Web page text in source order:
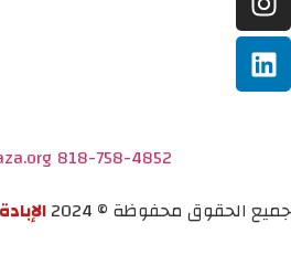
818-758-4852
جميع الحقوق محفوظة © 2024